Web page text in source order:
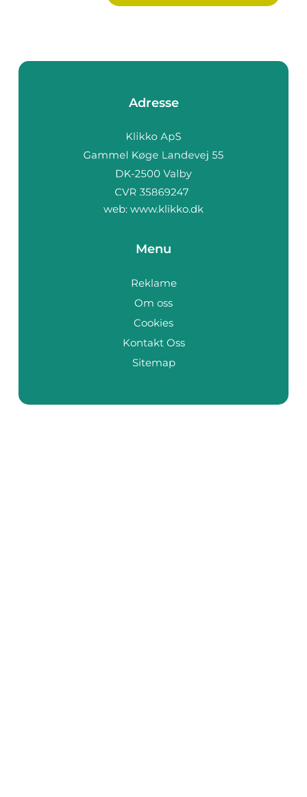
Adresse
web: www.klikko.dk
Menu
Reklame
Om oss
Cookies
Kontakt Oss
Sitemap